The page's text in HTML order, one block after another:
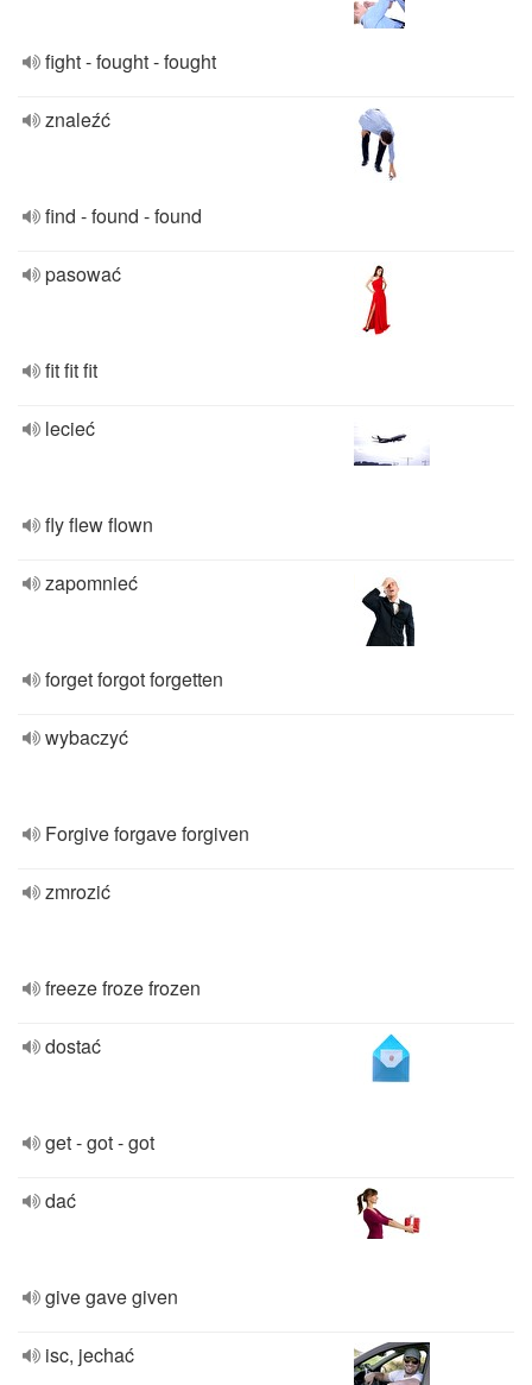
fight - fought - fought
znaleźć
find - found - found
pasować
fit fit fit
lecieć
fly flew flown
zapomnieć
forget forgot forgetten
wybaczyć
Forgive forgave forgiven
zmrozić
freeze froze frozen
dostać
get - got - got
dać
give gave given
isc, jechać